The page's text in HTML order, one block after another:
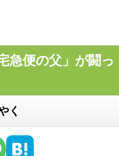
急便の父」が闘っ
く